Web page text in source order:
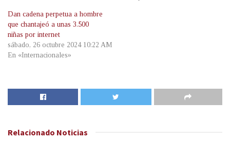
Dan cadena perpetua a hombre
que chantajeó a unas 3.500
niñas por internet
sábado, 26 octubre 2024 10:22 AM
En «Internacionales»
Relacionado Noticias